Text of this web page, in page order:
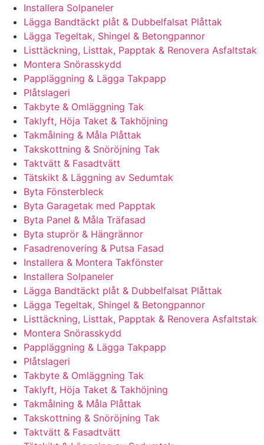
Installera Solpaneler
Lägga Bandtäckt plåt & Dubbelfalsat Plåttak
Lägga Tegeltak, Shingel & Betongpannor
Listtäckning, Listtak, Papptak & Renovera Asfaltstak
Montera Snörasskydd
Pappläggning & Lägga Takpapp
Plåtslageri
Takbyte & Omläggning Tak
Taklyft, Höja Taket & Takhöjning
Takmålning & Måla Plåttak
Takskottning & Snöröjning Tak
Taktvätt & Fasadtvätt
Tätskikt & Läggning av Sedumtak
Byta Fönsterbleck
Byta Garagetak med Papptak
Byta Panel & Måla Träfasad
Byta stuprör & Hängrännor
Fasadrenovering & Putsa Fasad
Installera & Montera Takfönster
Installera Solpaneler
Lägga Bandtäckt plåt & Dubbelfalsat Plåttak
Lägga Tegeltak, Shingel & Betongpannor
Listtäckning, Listtak, Papptak & Renovera Asfaltstak
Montera Snörasskydd
Pappläggning & Lägga Takpapp
Plåtslageri
Takbyte & Omläggning Tak
Taklyft, Höja Taket & Takhöjning
Takmålning & Måla Plåttak
Takskottning & Snöröjning Tak
Taktvätt & Fasadtvätt